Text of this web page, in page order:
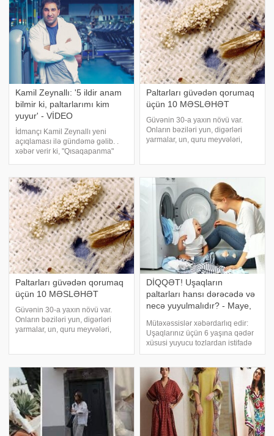
Kamil Zeynallı: '5 ildir anam
bilmir ki, paltarlarımı kim
yuyur' - VİDEO
İdmançı Kamil Zeynallı yeni
açıqlaması ilə gündəmə gəlib. .
xəbər verir ki, "Qısaqapanma"
təmizləmədə yuyulduğunu
deyib: . "5 ildir paltarları
Paltarları güvədən qorumaq
üçün 10 MƏSLƏHƏT
Güvənin 30-a yaxın növü var.
Onların bəziləri yun, digərləri
yarmalar, un, quru meyvələri,
hissəsi elə bilir ki, paltarlarımızı
uçan güv
Paltarları güvədən qorumaq
üçün 10 MƏSLƏHƏT
Güvənin 30-a yaxın növü var.
Onların bəziləri yun, digərləri
yarmalar, un, quru meyvələri,
hissəsi elə bilir ki, paltarlarımızı
uçan güv
DİQQƏT! Uşaqların
paltarları hansı dərəcədə və
necə yuyulmalıdır? - Maye,
Mütəxəssislər xəbərdarlıq edir:
Uşaqlarınız üçün 6 yaşına qədər
xüsusi yuyucu tozlardan istifadə
edin, paltarları iki dəfə durulayın.
biri də uşaqların paltarlarını
yuyarkən hansı yuyucu tozda